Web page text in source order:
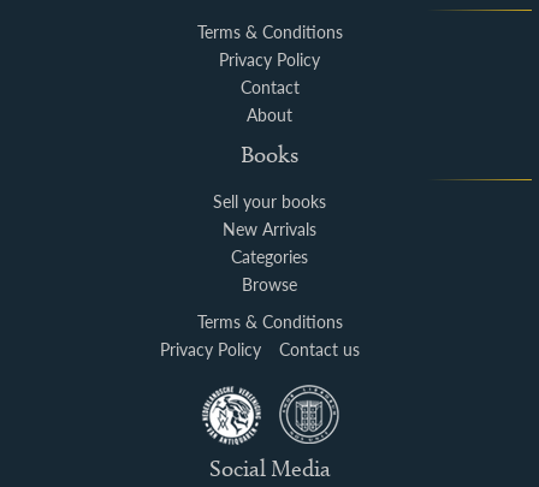
Terms & Conditions
Privacy Policy
Contact
About
Books
Sell your books
New Arrivals
Categories
Browse
Terms & Conditions
Privacy Policy
Contact us
Social Media